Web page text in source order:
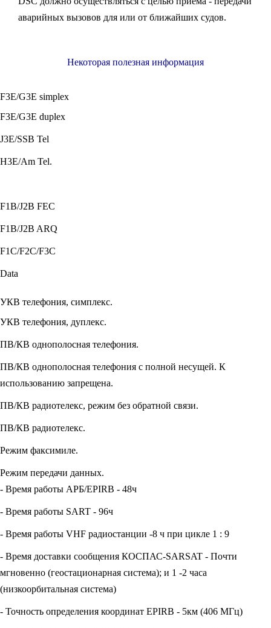
аварийных вызовов для или от ближайших судов.
Некоторая полезная информация
F3E/G3E simplex
F3E/G3E duplex
J3E/SSB Tel
H3E/Am Tel.
F1B/J2B FEC
F1B/J2B ARQ
F1C/F2C/F3C
Data
УКВ телефония, симплекс.
УКВ телефония, дуплекс.
ПВ/КВ однополосная телефония.
ПВ/КВ однополосная телефония с полной несущей. К
использованию запрещена.
ПВ/КВ радиотелекс, режим без обратной связи.
ПВ/КВ радиотелекс.
Режим факсимиле.
Режим передачи данных.
- Время работы АРБ/EPIRB - 48ч
- Время работы SART - 96ч
- Время работы VHF радиостанции -8 ч при цикле 1 : 9
- Время доставки сообщения КОСПАС-SARSAT - Почти
мгновенно (геостационарная система); и 1 -2 часа
(низкоорбитальная система)
- Точность определения координат EPIRB - 5км (406 МГц)